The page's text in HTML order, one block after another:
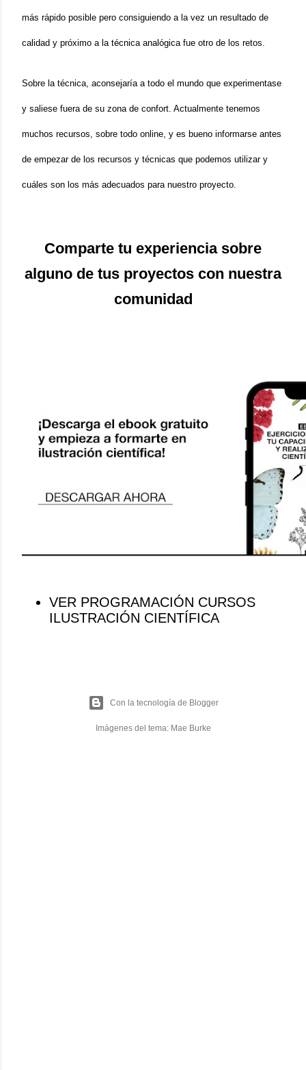
más rápido posible pero consiguiendo a la vez un resultado de
calidad y próximo a la técnica analógica fue otro de los retos.
Sobre la técnica, aconsejaría a todo el mundo que experimentase
y saliese fuera de su zona de confort. Actualmente tenemos
muchos recursos, sobre todo online, y es bueno informarse antes
de empezar de los recursos y técnicas que podemos utilizar y
cuáles son los más adecuados para nuestro proyecto.
Comparte tu experiencia sobre
alguno de tus proyectos con nuestra
comunidad
VER PROGRAMACIÓN CURSOS
ILUSTRACIÓN CIENTÍFICA
Con la tecnología de Blogger
Imágenes del tema: Mae Burke